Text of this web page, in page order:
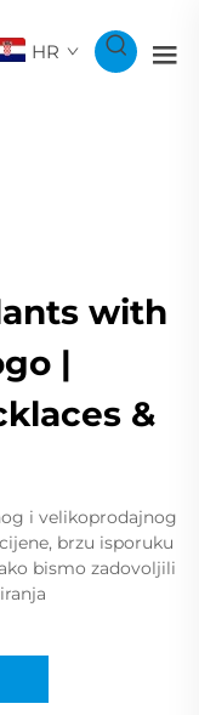
HR
with
|
&
i velikoprodajnog
brzu isporuku
bismo zadovoljili